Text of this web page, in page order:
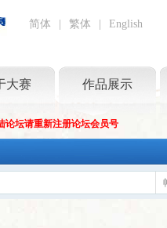
简体 繁体 English
大赛 作品展示
论坛请重新注册论坛会员号